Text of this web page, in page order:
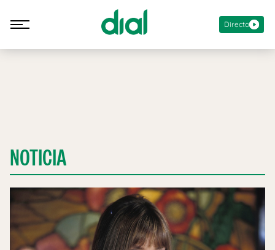
Directo
NOTICIA